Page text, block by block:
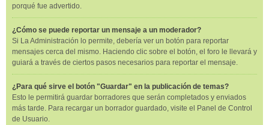
porqué fue advertido.
¿Cómo se puede reportar un mensaje a un moderador?
Si La Administración lo permite, debería ver un botón para reportar
mensajes cerca del mismo. Haciendo clic sobre el botón, el foro le llevará y
guiará a través de ciertos pasos necesarios para reportar el mensaje.
¿Para qué sirve el botón "Guardar" en la publicación de temas?
Esto le permitirá guardar borradores que serán completados y enviados
más tarde. Para recargar un borrador guardado, visite el Panel de Control
de Usuario.